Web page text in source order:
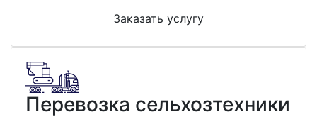
Заказать услугу
Перевозка сельхозтехники